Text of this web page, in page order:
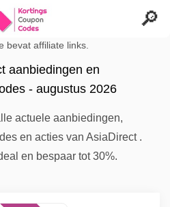
bevat affiliate links.
aanbiedingen en
- augustus 2026
actuele aanbiedingen,
en acties van AsiaDirect .
en bespaar tot 30%.